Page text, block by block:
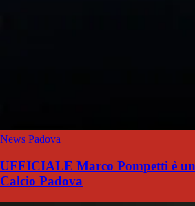
News Padova
UFFICIALE Marco Pompetti è
Calcio Padova